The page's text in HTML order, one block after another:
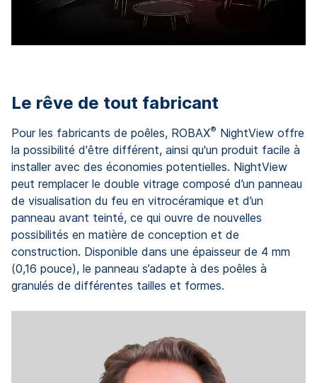
Le rêve de tout fabricant
Pour les fabricants de poêles, ROBAX® NightView offre
la possibilité d'être différent, ainsi qu'un produit facile à
installer avec des économies potentielles. NightView
peut remplacer le double vitrage composé d’un panneau
de visualisation du feu en vitrocéramique et d’un
panneau avant teinté, ce qui ouvre de nouvelles
possibilités en matière de conception et de
construction. Disponible dans une épaisseur de 4 mm
(0,16 pouce), le panneau s’adapte à des poêles à
granulés de différentes tailles et formes.